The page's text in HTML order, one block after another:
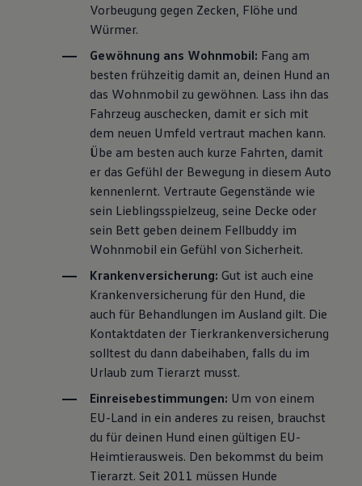
Vorbeugung gegen Zecken, Flöhe und
Würmer.
Gewöhnung ans Wohnmobil: Fang am
besten frühzeitig damit an, deinen Hund an
das Wohnmobil zu gewöhnen. Lass ihn das
Fahrzeug auschecken, damit er sich mit
dem neuen Umfeld vertraut machen kann.
Übe am besten auch kurze Fahrten, damit
er das Gefühl der Bewegung in diesem Auto
kennenlernt. Vertraute Gegenstände wie
sein Lieblingsspielzeug, seine Decke oder
sein Bett geben deinem Fellbuddy im
Wohnmobil ein Gefühl von Sicherheit.
Krankenversicherung: Gut ist auch eine
Krankenversicherung für den Hund, die
auch für Behandlungen im Ausland gilt. Die
Kontaktdaten der Tierkrankenversicherung
solltest du dann dabeihaben, falls du im
Urlaub zum Tierarzt musst.
Einreisebestimmungen: Um von einem
EU-Land in ein anderes zu reisen, brauchst
du für deinen Hund einen gültigen EU-
Heimtierausweis. Den bekommst du beim
Tierarzt. Seit 2011 müssen Hunde